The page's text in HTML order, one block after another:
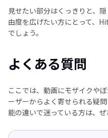
見せたい部分はくっきりと、隠
由度を広げたい方にとって、
でしょう。
よくある質問
ここでは、動画にモザイクや
ーザーからよく寄せられる疑
能の違いで迷っている方は、